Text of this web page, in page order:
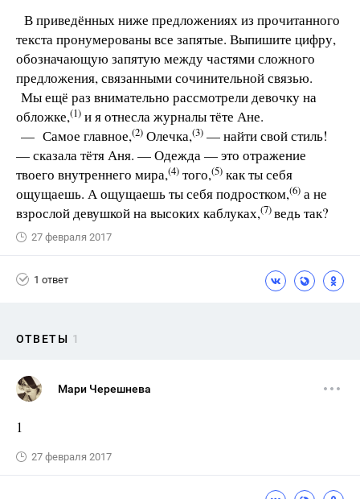
В приведённых ниже предложениях из прочитанного
текста пронумерованы все запятые. Выпишите цифру,
обозначающую запятую между частями сложного
предложения, связанными сочинительной связью.
Мы ещё раз внимательно рассмотрели девочку на
обложке,(1) и я отнесла журналы тёте Ане.
— Самое главное,(2) Олечка,(3) — найти свой стиль!
— сказала тётя Аня. — Одежда — это отражение
твоего внутреннего мира,(4) того,(5) как ты себя
ощущаешь. А ощущаешь ты себя подростком,(6) а не
взрослой девушкой на высоких каблуках,(7)ведь так?
27 февраля 2017
1 ответ
ОТВЕТЫ 1
Мари Черешнева
1
27 февраля 2017